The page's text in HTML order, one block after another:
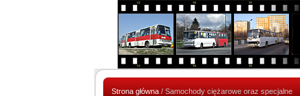
Strona główna/ Samochody ciężarowe oraz specjalne